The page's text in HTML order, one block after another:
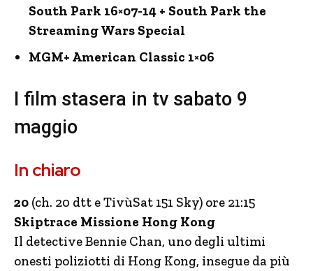
South Park 16×07-14 + South Park the
Streaming Wars Special
MGM+ American Classic 1×06
I film stasera in tv sabato 9
maggio
In chiaro
20 (ch. 20 dtt e TivùSat 151 Sky) ore 21:15
Skiptrace Missione Hong Kong
Il detective Bennie Chan, uno degli ultimi
onesti poliziotti di Hong Kong, insegue da più